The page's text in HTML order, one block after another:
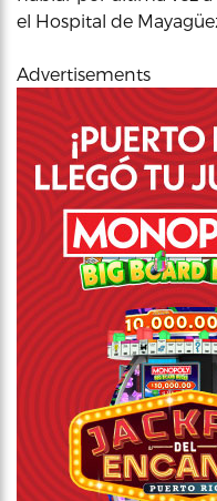
el Hospital de
Advertisements